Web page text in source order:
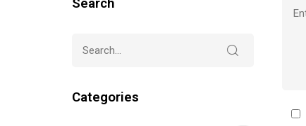
Categories